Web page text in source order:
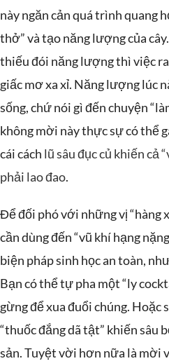
này ngăn cản quá trình quang
thở” và tạo năng lượng của
thiếu đói năng lượng thì việc
giấc mơ xa xỉ. Năng lượng lúc
sống, chứ nói gì đến chuyện
không mời này thực sự có thể
cái cách lũ sâu đục củ khiến cả
phải lao đao.
Để đối phó với những vị “hàng
cần dùng đến “vũ khí hạng
biện pháp sinh học an toàn,
Bạn có thể tự pha một “ly
gừng để xua đuổi chúng. Hoặc
“thuốc đắng dã tật” khiến sâu
sản. Tuyệt vời hơn nữa là mời